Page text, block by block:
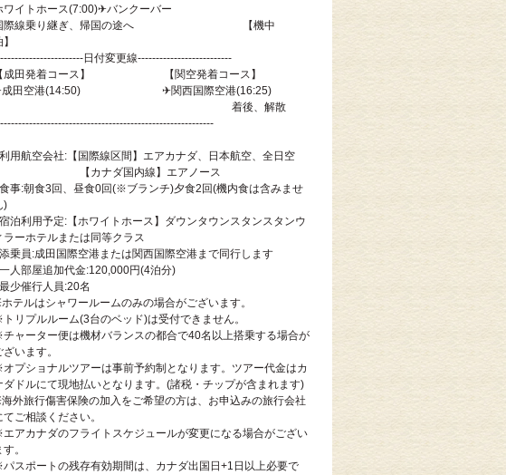
ワイトホース(7:00)✈バンクーバー
際線乗り継ぎ、帰国の途へ 【機中
日付変更線--------------------------
【成田発着コース】 【関空発着コース】
田空港(14:50) ✈関西国際空港(16:25)
着後、解散
用航空会社:【国際線区間】エアカナダ、日本航空、全日空
【カナダ国内線】エアノース
事:朝食3回、昼食0回(※ブランチ)夕食2回(機内食は含みませ
)
泊利用予定:【ホワイトホース】ダウンタウンスタンスタンウ
ラーホテルまたは同等クラス
乗員:成田国際空港または関西国際空港まで同行します
人部屋追加代金:120,000円(4泊分)
少催行人員:20名
テルはシャワールームのみの場合がございます。
リプルルーム(3台のベッド)は受付できません。
ャーター便は機材バランスの都合で40名以上搭乗する場合が
ざいます。
プショナルツアーは事前予約制となります。ツアー代金はカ
ダドルにて現地払いとなります。(諸税・チップが含まれます)
外旅行傷害保険の加入をご希望の方は、お申込みの旅行会社
てご相談ください。
アカナダのフライトスケジュールが変更になる場合がござい
す。
スポートの残存有効期間は、カナダ出国日+1日以上必要で